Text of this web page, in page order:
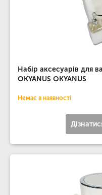
Набір аксесуарів для
OKYANUS OKYANUS
Немає в наявності